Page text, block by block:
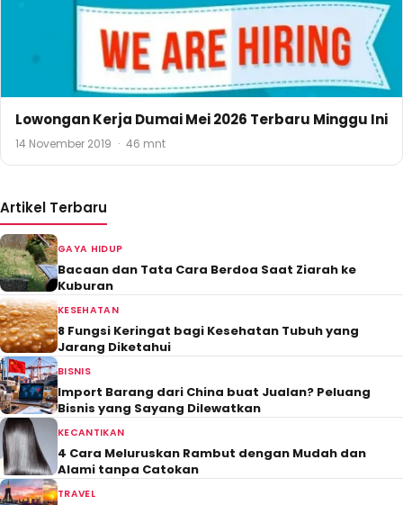
Lowongan Kerja Dumai Mei 2026 Terbaru Minggu Ini
14 November 2019 · 46 mnt
Artikel Terbaru
GAYA HIDUP
Bacaan dan Tata Cara Berdoa Saat Ziarah ke
Kuburan
KESEHATAN
8 Fungsi Keringat bagi Kesehatan Tubuh yang
Jarang Diketahui
BISNIS
Import Barang dari China buat Jualan? Peluang
Bisnis yang Sayang Dilewatkan
KECANTIKAN
4 Cara Meluruskan Rambut dengan Mudah dan
Alami tanpa Catokan
TRAVEL